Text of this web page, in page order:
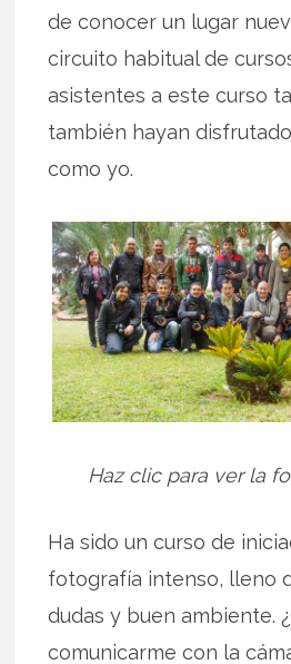
de conocer un lugar
circuito habitual de
asistentes a este curso
también hayan
como yo.
Haz clic para ver la
Ha sido un curso de
fotografía intenso, lleno
dudas y buen ambiente.
comunicarme con la